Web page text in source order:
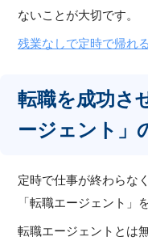
ないことが大切です。
残業なしで定時で帰れ
転職を成功さ
ージェント」
定時で仕事が終わらな
「転職エージェント」
転職エージェントとは